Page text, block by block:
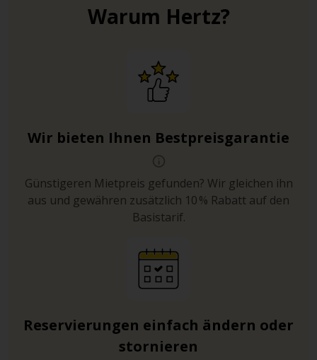
Warum Hertz?
Wir bieten Ihnen Bestpreisgarantie
Günstigeren Mietpreis gefunden? Wir gleichen ihn
aus und gewähren zusätzlich 10 % Rabatt auf den
Basistarif.
Reservierungen einfach ändern oder
stornieren